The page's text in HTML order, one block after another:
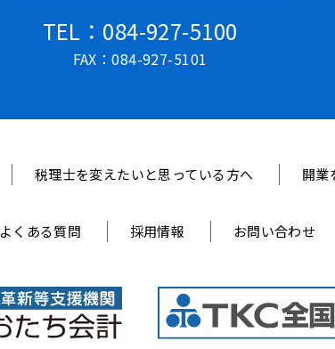
TEL：084-927-5100
FAX：084-927-5101
税理士を変えたいと思っている方へ 開業
よくある質問 採用情報 お問い合わせ